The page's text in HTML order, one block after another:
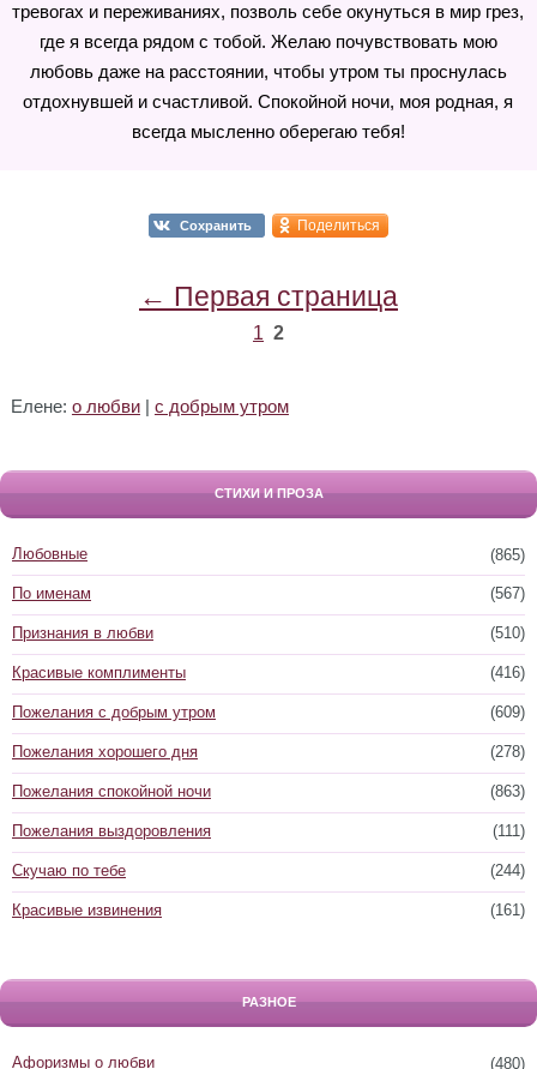
тревогах и переживаниях, позволь себе окунуться в мир грез,
где я всегда рядом с тобой. Желаю почувствовать мою
любовь даже на расстоянии, чтобы утром ты проснулась
отдохнувшей и счастливой. Спокойной ночи, моя родная, я
всегда мысленно оберегаю тебя!
Сохранить Поделиться
← Первая страница
1 2
Елене: о любви| с добрым утром
СТИХИ И ПРОЗА
(865)
Любовные
(567)
По именам
(510)
Признания в любви
(416)
Красивые комплименты
(609)
Пожелания с добрым утром
(278)
Пожелания хорошего дня
(863)
Пожелания спокойной ночи
(111)
Пожелания выздоровления
(244)
Скучаю по тебе
(161)
Красивые извинения
РАЗНОЕ
(480)
Афоризмы о любви